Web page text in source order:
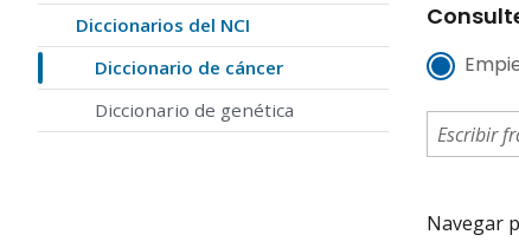
Diccionarios del NCI
Diccionario de cáncer
Diccionario de genética
Navegar